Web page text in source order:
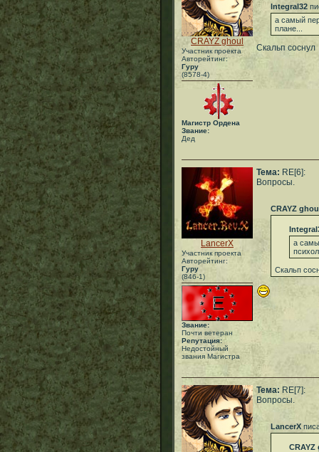
CRAYZ ghoul
Участник проекта
Авторейтинг:
Гуру
(8578-4)
Магистр Ордена
Звание:
Дед
Integral32
а самый
плане...
Скальп соснул
LancerX
Участник проекта
Авторейтинг:
Гуру
(846-1)
Звание:
Почти ветеран
Репутация:
Недостойный
звания Магистра
Тема: RE[6]:
Вопросы.
CRAYZ
а
Скальп
Тема: RE[7]:
Вопросы.
LancerX
CRAYZ